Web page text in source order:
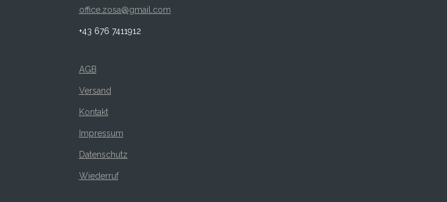
office.zosa@gmail.com
+43 676 7411912
AGB
Versand
Kontakt
Impressum
Datenschutz
Wiederruf